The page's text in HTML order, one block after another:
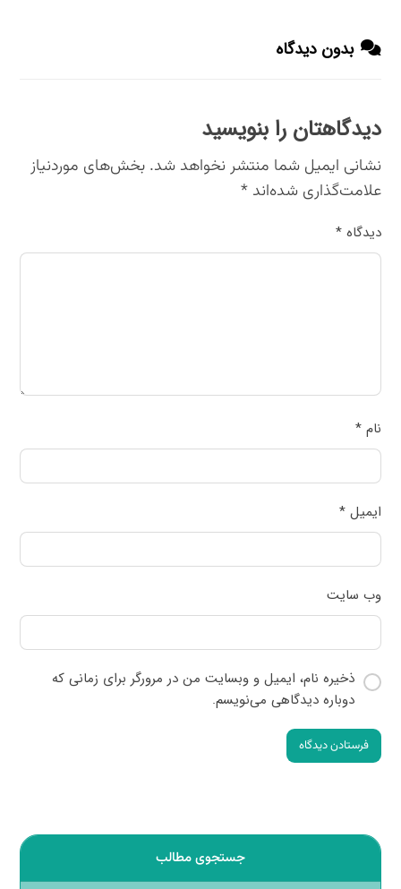
بدون دیدگاه
دیدگاهتان را بنویسید
نشانی ایمیل شما منتشر نخواهد شد. بخش‌های موردنیاز
علامت‌گذاری شده‌اند*
دیدگاه*
نام*
ایمیل*
وب‌ سایت
ذخیره نام، ایمیل و وبسایت من در مرورگر برای زمانی که
دوباره دیدگاهی می‌نویسم.
جستجوی مطالب